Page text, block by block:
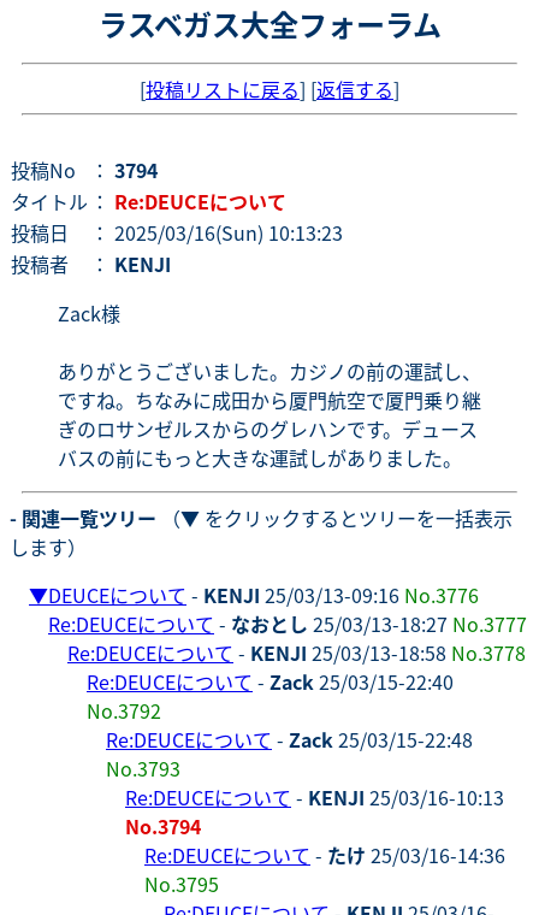
ラスベガス大全フォーラム
[投稿リストに戻る] [返信する]
投稿No ： 3794
タイトル ： Re:DEUCEについて
投稿日
： 2025/03/16(Sun) 10:13:23
投稿者
： KENJI
Zack様
ありがとうございました。カジノの前の運試し、
ですね。ちなみに成田から厦門航空で厦門乗り継
ぎのロサンゼルスからのグレハンです。デュース
バスの前にもっと大きな運試しがありました。
- 関連一覧ツリー （▼ をクリックするとツリーを一括表示
します）
▼DEUCEについて - KENJI 25/03/13-09:16 No.3776
Re:DEUCEについて - なおとし 25/03/13-18:27 No.3777
Re:DEUCEについて - KENJI 25/03/13-18:58 No.3778
Re:DEUCEについて - Zack25/03/15-22:40
No.3792
Re:DEUCEについて - Zack25/03/15-22:48
No.3793
Re:DEUCEについて - KENJI 25/03/16-10:13
No.3794
Re:DEUCEについて - たけ 25/03/16-14:36
No.3795